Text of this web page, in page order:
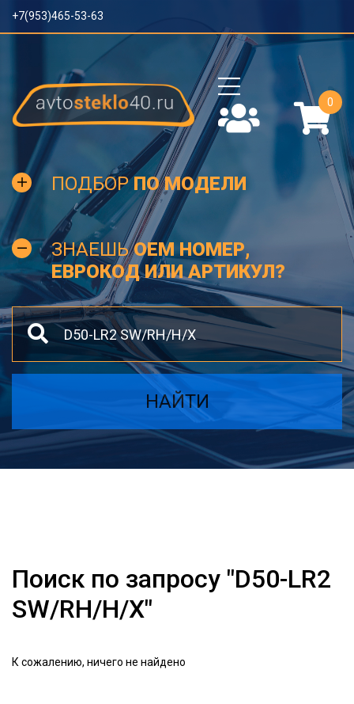
+7(953)465-53-63
0
ПОДБОРПО МОДЕЛИ
ЗНАЕШЬOEM НОМЕР,
ЕВРОКОД ИЛИ АРТИКУЛ?
НАЙТИ
Поиск по запросу "D50-LR2
SW/RH/H/X"
К сожалению, ничего не найдено